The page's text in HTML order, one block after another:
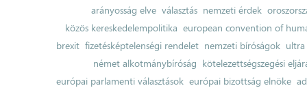
arányosság elve választás nemzeti érdek
közös kereskedelempolitika european convention of
brexit fizetésképtelenségi rendelet nemzeti bíróságok ultra
német alkotmánybíróság kötelezettségszegési
európai parlamenti választások európai bizottság elnöke